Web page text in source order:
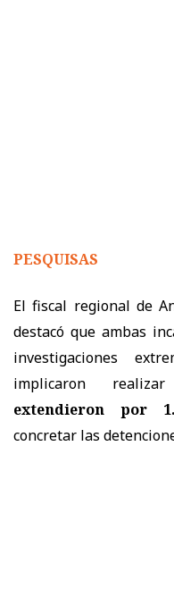
PESQUISAS
El fiscal regional de
destacó que ambas
investigaciones
implicaron
extendieron por
concretar las